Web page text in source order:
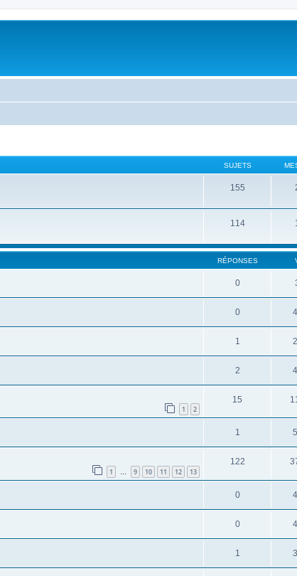
SUJETS
155
114
RÉPONSES
0
0
1
2
1 2
15
1
1 … 9 10 11 12 13
122
0
0
1